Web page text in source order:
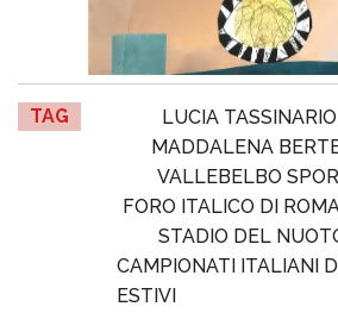
TAG
LUCIA TASSINARIO
MADDALENA
VALLEBELBO
FORO ITALICO DI
STADIO DEL
CAMPIONATI ITALIANI
ESTIVI